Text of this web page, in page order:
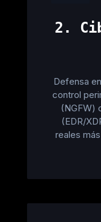
2.
Defensa
control
(NGFW)
(EDR/
reales